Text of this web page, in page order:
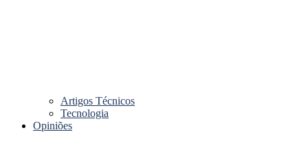
Artigos Técnicos
Tecnologia
Opiniões